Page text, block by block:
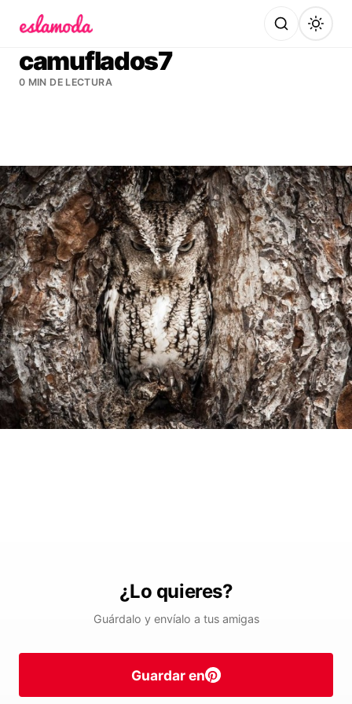
camuflados7
0 MIN DE LECTURA
¿Lo quieres?
Guárdalo y envíalo a tus amigas
Guardar en